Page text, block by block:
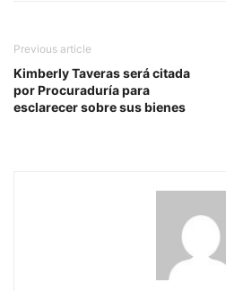
Previous article
Kimberly Taveras será citada
por Procuraduría para
esclarecer sobre sus bienes